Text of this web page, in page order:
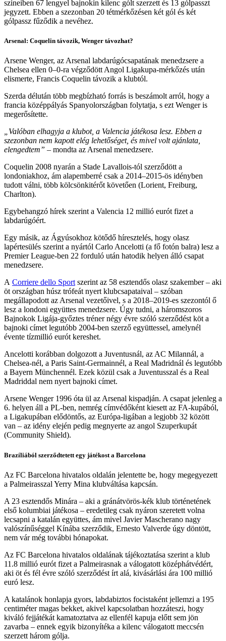
színeiben 67 lengyel bajnokin kilenc gólt szerzett és 13 gólpasszt
jegyzett. Ebben a szezonban 20 tétmérkőzésen két gól és két
gólpassz fűződik a nevéhez.
Arsenal: Coquelin távozik, Wenger távozhat?
Arsene Wenger, az Arsenal labdarúgócsapatának menedzsere a
Chelsea ellen 0–0-ra végződött Angol Ligakupa-mérkőzés után
elismerte, Francis Coquelin távozik a klubtól.
Szerda délután több megbízható forrás is beszámolt arról, hogy a
francia középpályás Spanyolországban folytatja, s ezt Wenger is
megerősítette.
„Valóban elhagyja a klubot, a Valencia játékosa lesz. Ebben a
szezonban nem kapott elég lehetőséget, és mivel volt ajánlata,
elengedtem” – mondta az Arsenal menedzsere.
Coquelin 2008 nyarán a Stade Lavallois-tól szerződött a
londoniakhoz, ám alapemberré csak a 2014–2015-ös idényben
tudott válni, több kölcsönkitérőt követően (Lorient, Freiburg,
Charlton).
Egybehangzó hírek szerint a Valencia 12 millió eurót fizet a
labdarúgóért.
Egy másik, az Ágyúsokhoz kötődő híresztelés, hogy olasz
lapértesülés szerint a nyártól Carlo Ancelotti (a fő fotón balra) lesz a
Premier League-ben 22 forduló után hatodik helyen álló csapat
menedzsere.
A Corriere dello Sportszerint az 58 esztendős olasz szakember – aki
öt országban húsz trófeát nyert klubcsapataival – szóban
megállapodott az Arsenal vezetőivel, s a 2018–2019-es szezontól ő
lesz a londoni együttes menedzsere. Úgy tudni, a háromszoros
Bajnokok Ligája-győztes tréner négy évre szóló szerződést köt a
bajnoki címet legutóbb 2004-ben szerző együttessel, amelynél
évente tízmillió eurót kereshet.
Ancelotti korábban dolgozott a Juventusnál, az AC Milannál, a
Chelsea-nél, a Paris Saint-Germainnél, a Real Madridnál és legutóbb
a Bayern Münchennél. Ezek közül csak a Juventusszal és a Real
Madriddal nem nyert bajnoki címet.
Arsene Wenger 1996 óta ül az Arsenal kispadján. A csapat jelenleg a
6. helyen áll a PL-ben, nemrég címvédőként kiesett az FA-kupából,
a Ligakupában elődöntős, az Európa-ligában a legjobb 32 között
van – az idény elején pedig megnyerte az angol Szuperkupát
(Community Shield).
Brazíliából szerződtetett egy játékost a Barcelona
Az FC Barcelona hivatalos oldalán jelentette be, hogy megegyezett
a Palmeirasszal Yerry Mina klubváltása kapcsán.
A 23 esztendős Minára – aki a gránátvörös-kék klub történetének
első kolumbiai játékosa – eredetileg csak nyáron szeretett volna
lecsapni a katalán együttes, ám mivel Javier Mascherano nagy
valószínűséggel Kínába szerződik, Ernesto Valverde úgy döntött,
nem vár még további hónapokat.
Az FC Barcelona hivatalos oldalának tájékoztatása szerint a klub
11.8 millió eurót fizet a Palmeirasnak a válogatott középhátvédért,
aki öt és fél évre szóló szerződést írt alá, kivásárlási ára 100 millió
euró lesz.
A katalánok honlapja gyors, labdabiztos focistaként jellemzi a 195
centiméter magas bekket, akivel kapcsolatban hozzáteszi, hogy
kiváló fejjátékát kamatoztatva az ellenfél kapuja előtt sem jön
zavarba – ennek egyik bizonyítéka a kilenc válogatott meccsén
szerzett három gólja.